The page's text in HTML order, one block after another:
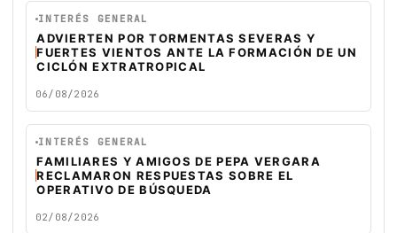
INTERÉS GENERAL
ADVIERTEN POR TORMENTAS SEVERAS Y
FUERTES VIENTOS ANTE LA FORMACIÓN DE UN
CICLÓN EXTRATROPICAL
06/08/2026
INTERÉS GENERAL
FAMILIARES Y AMIGOS DE PEPA VERGARA
RECLAMARON RESPUESTAS SOBRE EL
OPERATIVO DE BÚSQUEDA
02/08/2026